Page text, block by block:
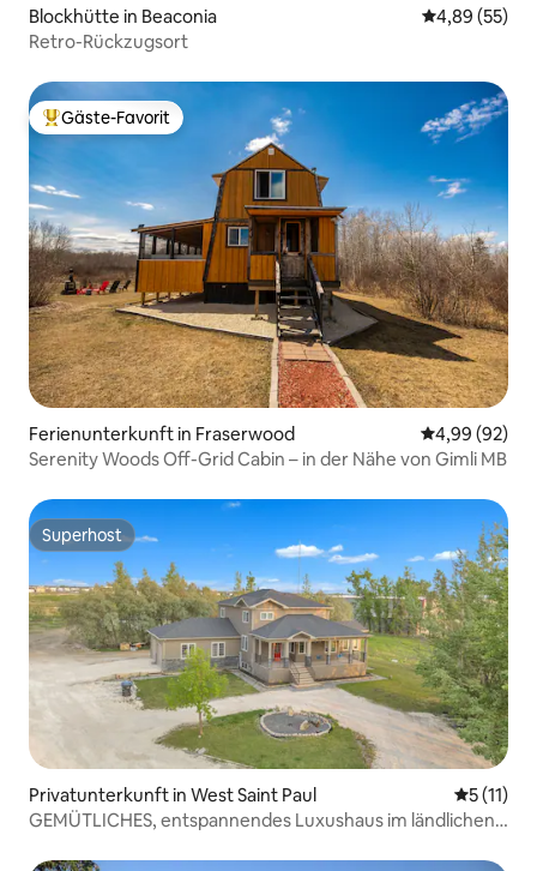
Blockhütte in Beaconia
4,89 (55)
Retro-Rückzugsort
Beliebter Gäste-Favorit.
Gäste-Favorit
Ferienunterkunft in Fraserwood
4,99 (92)
Serenity Woods Off-Grid Cabin – in der Nähe von Gimli MB
Superhost
Superhost
Privatunterkunft in West Saint Paul
5 (11)
GEMÜTLICHES, entspannendes Luxushaus im ländlichen